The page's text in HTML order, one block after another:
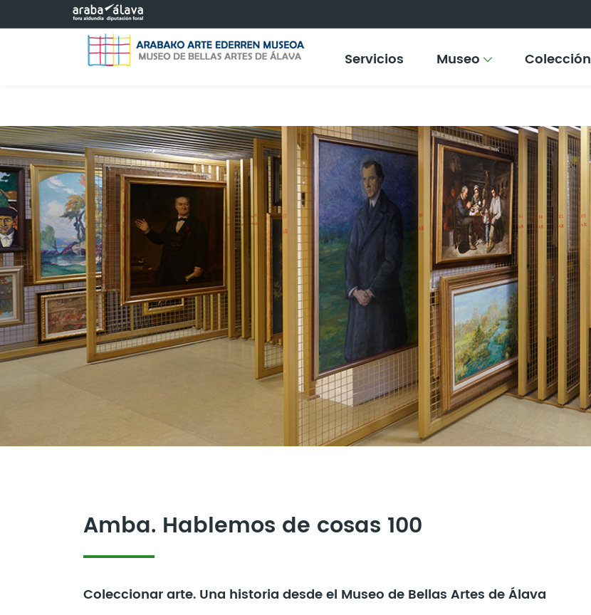
Saltar al contenido principal
Servicios Museo Colección
Amba. Hablemos de cosas 100
Coleccionar arte. Una historia desde el Museo de Bellas Artes de Álava